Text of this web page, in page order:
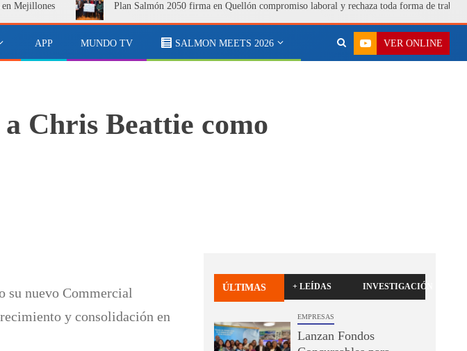
en Mejillones Plan Salmón 2050 firma en Quellón compromiso laboral y rechaza toda forma de
APP MUNDO TV SALMON MEETS 2026 VER ONLINE
Chris Beattie como
su nuevo Commercial
y consolidación en
ÚLTIMAS + LEÍDAS INVESTIGACIÓN
EMPRESAS
Lanzan Fondos